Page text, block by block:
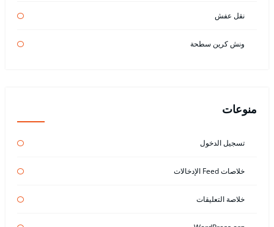
نقل عفش
ونش كرين سطحة
منوعات
تسجيل الدخول
خلاصات Feed الإدخالات
خلاصة التعليقات